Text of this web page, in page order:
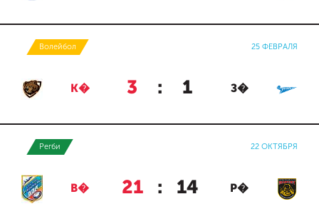
Волейбол 25 ФЕВРАЛЯ
К� 3 : 1 З�
Регби 22 ОКТЯБРЯ
В� 21 : 14 Р�